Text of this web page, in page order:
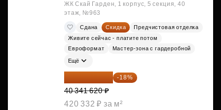
ЖК Скай Гарден, 1 корпус, 5 секция, 40
этаж, №963
Сдана Скидка
Предчистовая отделка
Живите сейчас - платите потом
Евроформат
Мастер-зона с гардеробной
Ещё
33 080 128 ₽ -18%
40 341 620 ₽
420 332 ₽ за м²